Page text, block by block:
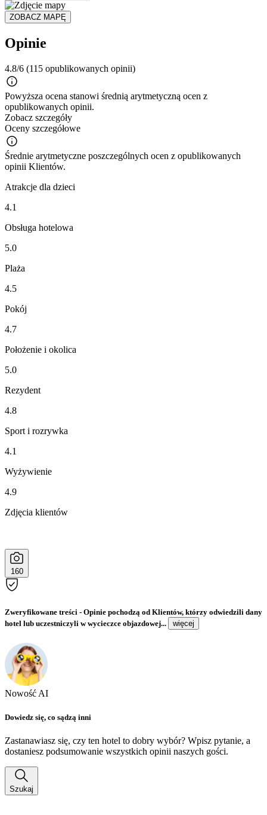
ZOBACZ MAPĘ
Opinie
4.8/6 (115 opublikowanych opinii)
Powyższa ocena stanowi średnią arytmetyczną ocen z
opublikowanych opinii.
Zobacz szczegóły
Oceny szczegółowe
Średnie arytmetyczne poszczególnych ocen z opublikowanych
opinii Klientów.
Atrakcje dla dzieci
4.1
Obsługa hotelowa
5.0
Plaża
4.5
Pokój
4.7
Położenie i okolica
5.0
Rezydent
4.8
Sport i rozrywka
4.1
Wyżywienie
4.9
Zdjęcia klientów
160
Zweryfikowane treści - Opinie pochodzą od Klientów, którzy odwiedzili dany
hotel lub uczestniczyli w wycieczce objazdowej...
więcej
Nowość AI
Dowiedz się, co sądzą inni
Zastanawiasz się, czy ten hotel to dobry wybór? Wpisz pytanie, a
dostaniesz podsumowanie wszystkich opinii naszych gości.
Szukaj